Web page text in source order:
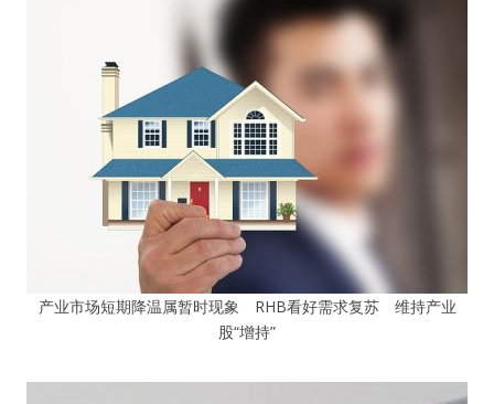
产业市场短期降温属暂时现象 RHB看好需求复苏 维持产业
股“增持”